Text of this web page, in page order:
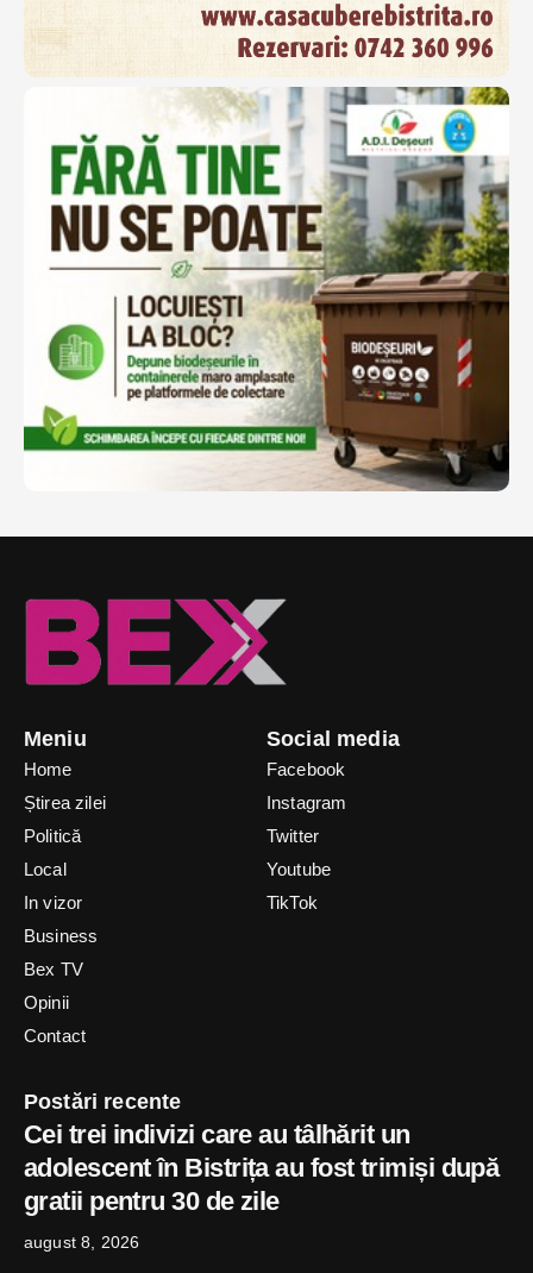
Meniu
Home
Știrea zilei
Politică
Local
In vizor
Business
Bex TV
Opinii
Contact
Social media
Facebook
Instagram
Twitter
Youtube
TikTok
Postări recente
Cei trei indivizi care au tâlhărit un
adolescent în Bistrița au fost trimiși după
gratii pentru 30 de zile
august 8, 2026